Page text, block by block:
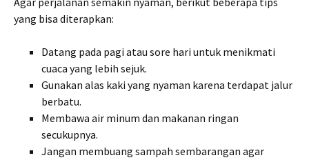
yang bisa diterapkan:
Datang pada pagi atau sore hari untuk menikmati
cuaca yang lebih sejuk.
Gunakan alas kaki yang nyaman karena terdapat jalur
berbatu.
Membawa air minum dan makanan ringan
secukupnya.
Jangan membuang sampah sembarangan agar